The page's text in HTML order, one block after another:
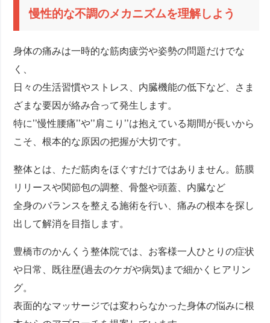
慢性的な不調のメカニズムを理解しよう
身体の痛みは一時的な筋肉疲労や姿勢の問題だけでな
く、
日々の生活習慣やストレス、内臓機能の低下など、さま
ざまな要因が絡み合って発生します。
特に’’慢性腰痛’’や’’肩こり’’は抱えている期間が長いから
こそ、根本的な原因の把握が大切です。
整体とは、ただ筋肉をほぐすだけではありません。筋膜
リリースや関節包の調整、骨盤や頭蓋、内臓など
全身のバランスを整える施術を行い、痛みの根本を探し
出して解消を目指します。
豊橋市のかんくう整体院では、お客様一人ひとりの症状
や日常、既往歴(過去のケガや病気)まで細かくヒアリン
グ。
表面的なマッサージでは変わらなかった身体の悩みに根